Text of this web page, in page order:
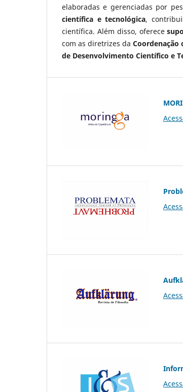
elaboradas e gerenciadas por
científica e tecnológica,
científica. Além disso, oferece
com as diretrizes daCoordenação
de Desenvolvimento Científico e